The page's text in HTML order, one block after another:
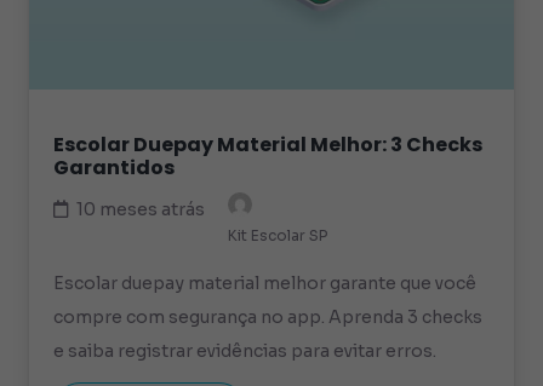
Escolar Duepay Material Melhor: 3 Checks
Garantidos
10 meses atrás
Kit Escolar SP
Escolar duepay material melhor garante que você
compre com segurança no app. Aprenda 3 checks
e saiba registrar evidências para evitar erros.